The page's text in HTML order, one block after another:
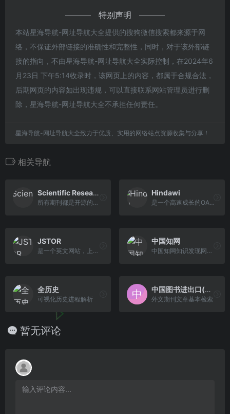
特别声明
本站星海导航-网址导航大全提供的搜狗微信搜索都来源于网
络，不保证外部链接的准确性和完整性，同时，对于该外部链
接的指向，不由星海导航-网址导航大全实际控制，在2024年6
月23日 下午5:14收录时，该网页上的内容，都属于合规合法，
后期网页的内容如出现违规，可以直接联系网站管理员进行删
除，星海导航-网址导航大全不承担任何责任。
星海导航-网址导航大全致力于优质、实用的网络站点资源收集与分享！
相关导航
Scientific Research Publishing
所有期刊都是开源的，可免费下载所有期刊全文
Hindawi
是一个高速成长的OA学术出版机构，学科涵盖STM(科学、技术和医学)大部分领域
JSTOR
是一个英文网站，上面有很多对于法国作品、文化或者英美文化的分析
中国知网
中国知网知识发现网络平台—面向海内外读者提供中国学术文献、外文文献、学位论文、报纸、会议、年鉴、工具书等各类资源统一检索、统一导航、在线阅读 和下载服务。涵盖基础科学、文史哲、工程科技、社会科学、农业、经济与管理科学、医药卫生、信息科技等十大领域。
全历史
可视化历史进程解析
中国图书进出口(集团)总公司
外文期刊文章基本检索
暂无评论